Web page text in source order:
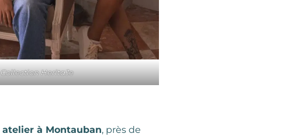
Collection HeritaJe
atelier à Montauban, près de